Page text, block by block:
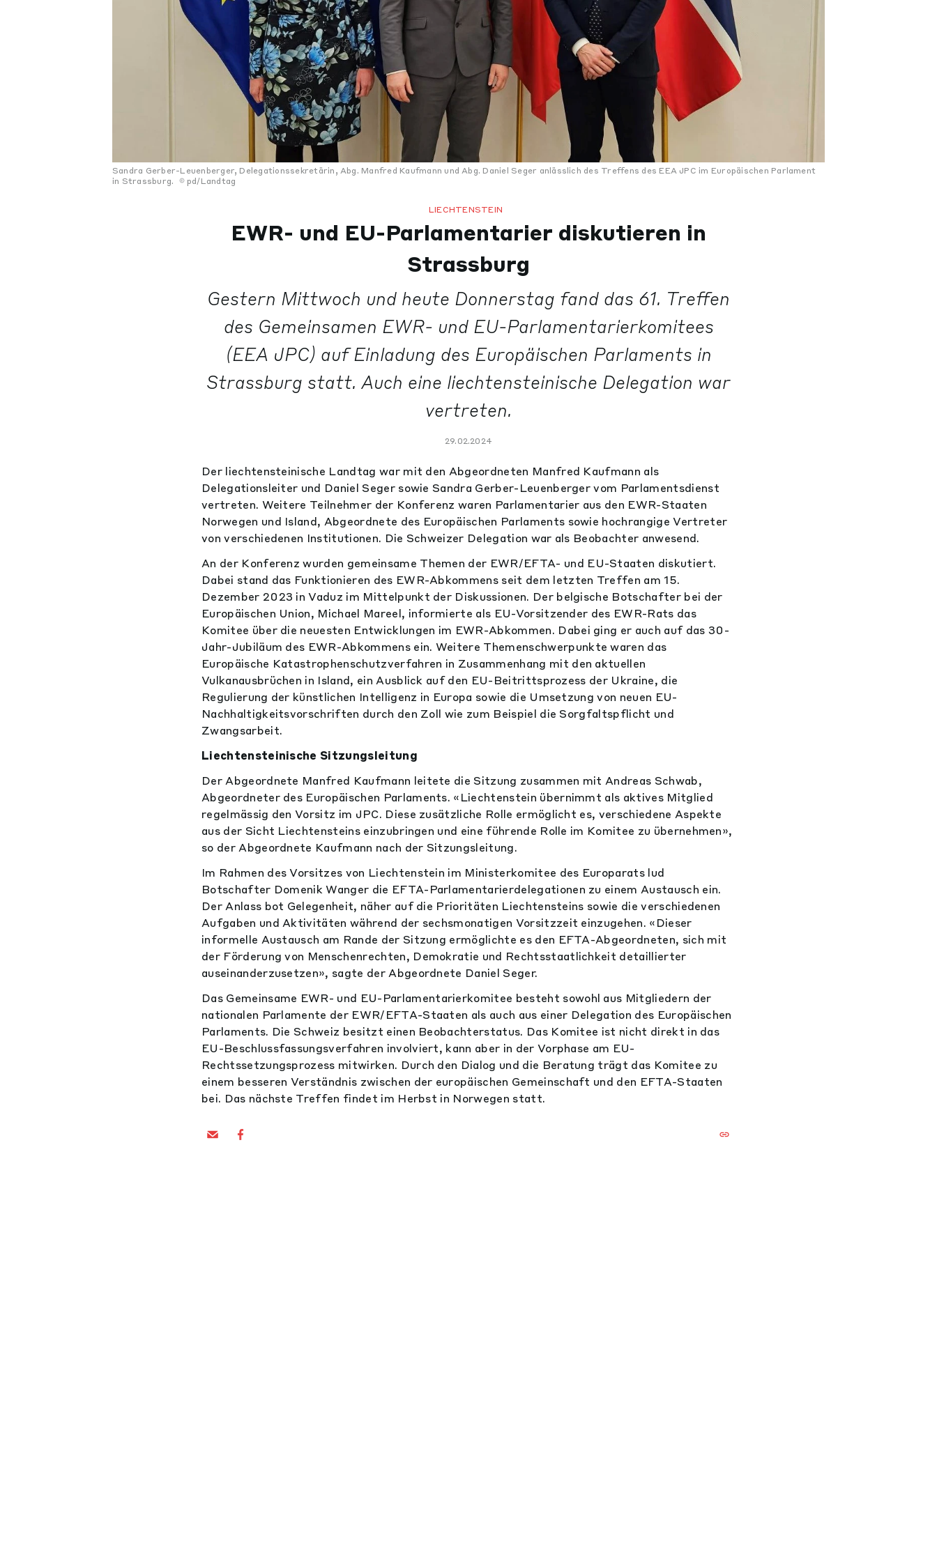
Sandra Gerber-Leuenberger, Delegationssekretärin, Abg. Manfred Kaufmann und Abg. Daniel Seger anlässlich des Treffens des EEA JPC im Europäischen Parlament
in Strassburg.
pd/Landtag
LIECHTENSTEIN
EWR- und EU-Parlamentarier diskutieren in
Strassburg
Gestern Mittwoch und heute Donnerstag fand das 61. Treffen
des Gemeinsamen EWR- und EU-Parlamentarierkomitees
(EEA JPC) auf Einladung des Europäischen Parlaments in
Strassburg statt. Auch eine liechtensteinische Delegation war
vertreten.
29.02.2024
Der liechtensteinische Landtag war mit den Abgeordneten Manfred Kaufmann als
Delegationsleiter und Daniel Seger sowie Sandra Gerber-Leuenberger vom Parlamentsdienst
vertreten. Weitere Teilnehmer der Konferenz waren Parlamentarier aus den EWR-Staaten
Norwegen und Island, Abgeordnete des Europäischen Parlaments sowie hochrangige Vertreter
von verschiedenen Institutionen. Die Schweizer Delegation war als Beobachter anwesend.
An der Konferenz wurden gemeinsame Themen der EWR/EFTA- und EU-Staaten diskutiert.
Dabei stand das Funktionieren des EWR-Abkommens seit dem letzten Treffen am 15.
Dezember 2023 in Vaduz im Mittelpunkt der Diskussionen. Der belgische Botschafter bei der
Europäischen Union, Michael Mareel, informierte als EU-Vorsitzender des EWR-Rats das
Komitee über die neuesten Entwicklungen im EWR-Abkommen. Dabei ging er auch auf das 30-
Jahr-Jubiläum des EWR-Abkommens ein. Weitere Themenschwerpunkte waren das
Europäische Katastrophenschutzverfahren in Zusammenhang mit den aktuellen
Vulkanausbrüchen in Island, ein Ausblick auf den EU-Beitrittsprozess der Ukraine, die
Regulierung der künstlichen Intelligenz in Europa sowie die Umsetzung von neuen EU-
Nachhaltigkeitsvorschriften durch den Zoll wie zum Beispiel die Sorgfaltspflicht und
Zwangsarbeit.
Liechtensteinische Sitzungsleitung
Der Abgeordnete Manfred Kaufmann leitete die Sitzung zusammen mit Andreas Schwab,
Abgeordneter des Europäischen Parlaments. «Liechtenstein übernimmt als aktives Mitglied
regelmässig den Vorsitz im JPC. Diese zusätzliche Rolle ermöglicht es, verschiedene Aspekte
aus der Sicht Liechtensteins einzubringen und eine führende Rolle im Komitee zu übernehmen»,
so der Abgeordnete Kaufmann nach der Sitzungsleitung.
Im Rahmen des Vorsitzes von Liechtenstein im Ministerkomitee des Europarats lud
Botschafter Domenik Wanger die EFTA-Parlamentarierdelegationen zu einem Austausch ein.
Der Anlass bot Gelegenheit, näher auf die Prioritäten Liechtensteins sowie die verschiedenen
Aufgaben und Aktivitäten während der sechsmonatigen Vorsitzzeit einzugehen. «Dieser
informelle Austausch am Rande der Sitzung ermöglichte es den EFTA-Abgeordneten, sich mit
der Förderung von Menschenrechten, Demokratie und Rechtsstaatlichkeit detaillierter
auseinanderzusetzen», sagte der Abgeordnete Daniel Seger.
Das Gemeinsame EWR- und EU-Parlamentarierkomitee besteht sowohl aus Mitgliedern der
nationalen Parlamente der EWR/EFTA-Staaten als auch aus einer Delegation des Europäischen
Parlaments. Die Schweiz besitzt einen Beobachterstatus. Das Komitee ist nicht direkt in das
EU-Beschlussfassungsverfahren involviert, kann aber in der Vorphase am EU-
Rechtssetzungsprozess mitwirken. Durch den Dialog und die Beratung trägt das Komitee zu
einem besseren Verständnis zwischen der europäischen Gemeinschaft und den EFTA-Staaten
bei. Das nächste Treffen findet im Herbst in Norwegen statt.